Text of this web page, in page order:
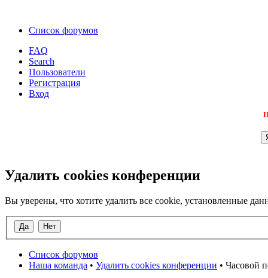
Список форумов
FAQ
Search
Пользователи
Регистрация
Вход
Удалить cookies конференции
Вы уверены, что хотите удалить все cookie, установленные
Список форумов
Наша команда • Удалить cookies конференции • Часовой